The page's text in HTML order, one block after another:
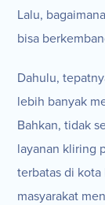
Lalu,
bisa
Dahulu,
lebih banyak
Bahkan, tidak
layanan kliring
terbatas di kota
masyarakat